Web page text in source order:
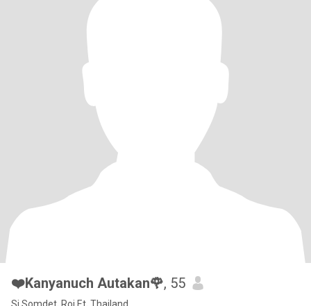
❤️Kanyanuch Autakan🌹, 55